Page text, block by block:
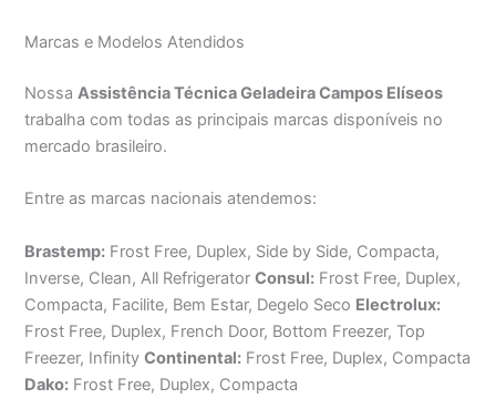
Marcas e Modelos Atendidos
NossaAssistência Técnica Geladeira Campos Elíseos
trabalha com todas as principais marcas disponíveis no
mercado brasileiro.
Entre as marcas nacionais atendemos:
Brastemp: Frost Free, Duplex, Side by Side, Compacta,
Inverse, Clean, All RefrigeratorConsul: Frost Free, Duplex,
Compacta, Facilite, Bem Estar, Degelo Seco Electrolux:
Frost Free, Duplex, French Door, Bottom Freezer, Top
Freezer, InfinityContinental: Frost Free, Duplex, Compacta
Dako: Frost Free, Duplex, Compacta